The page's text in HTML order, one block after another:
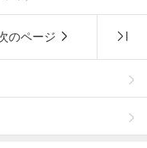
のページ